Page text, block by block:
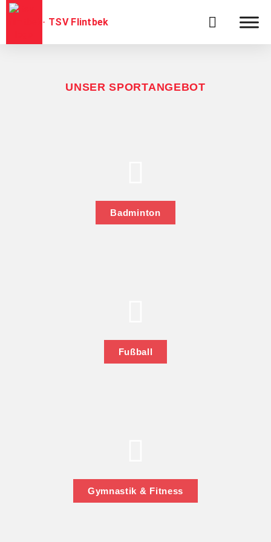
TSV Flintbek
UNSER SPORTANGEBOT
Badminton
Fußball
Gymnastik & Fitness